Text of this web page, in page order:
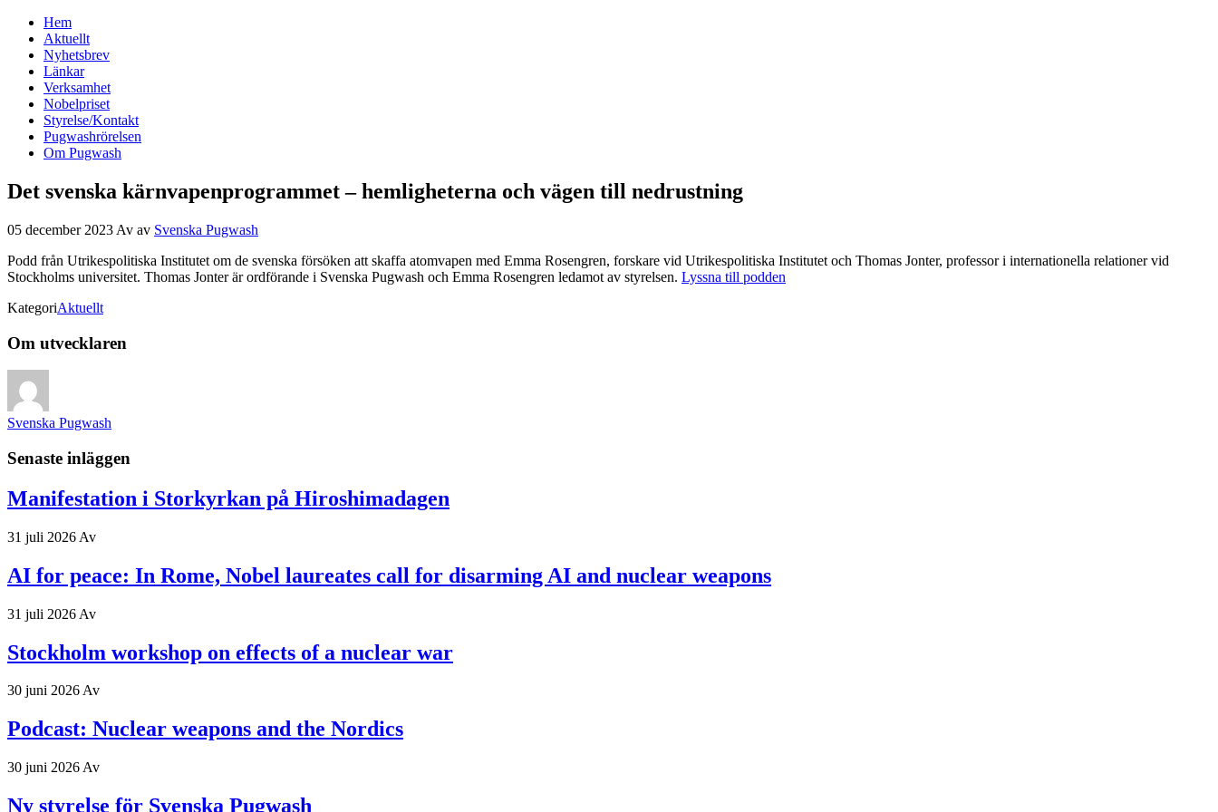
Svenska Pugwash
Hem
Aktuellt
Nyhetsbrev
Länkar
Verksamhet
Nobelpriset
Styrelse/Kontakt
Pugwashrörelsen
Om Pugwash
Det svenska kärnvapenprogrammet – hemligheterna och vägen till nedrustning
05 december 2023 Av av Svenska Pugwash
Podd från Utrikespolitiska Institutet om de svenska försöken att skaffa atomvapen med Emma Rosengren, forskare vid Utrikespolitiska Institutet och Thomas Jonter, professor i internationella relationer vid
Stockholms universitet. Thomas Jonter är ordförande i Svenska Pugwash och Emma Rosengren ledamot av styrelsen. Lyssna till podden
KategoriAktuellt
Om utvecklaren
Svenska Pugwash
Senaste inläggen
Manifestation i Storkyrkan på Hiroshimadagen
31 juli 2026 Av
AI for peace: In Rome, Nobel laureates call for disarming AI and nuclear weapons
31 juli 2026 Av
Stockholm workshop on effects of a nuclear war
30 juni 2026Av
Podcast: Nuclear weapons and the Nordics
30 juni 2026 Av
Ny styrelse för Svenska Pugwash